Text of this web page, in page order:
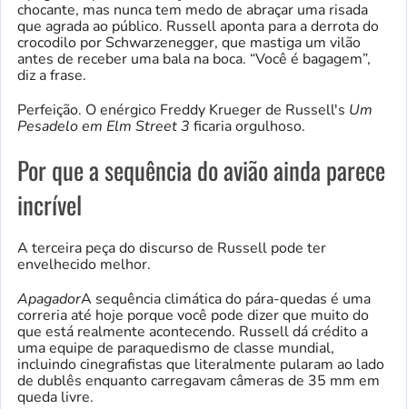
chocante, mas nunca tem medo de abraçar uma risada
que agrada ao público. Russell aponta para a derrota do
crocodilo por Schwarzenegger, que mastiga um vilão
antes de receber uma bala na boca. “Você é bagagem”,
diz a frase.
Perfeição. O enérgico Freddy Krueger de Russell's Um
Pesadelo em Elm Street 3 ficaria orgulhoso.
Por que a sequência do avião ainda parece
incrível
A terceira peça do discurso de Russell pode ter
envelhecido melhor.
ApagadorA sequência climática do pára-quedas é uma
correria até hoje porque você pode dizer que muito do
que está realmente acontecendo. Russell dá crédito a
uma equipe de paraquedismo de classe mundial,
incluindo cinegrafistas que literalmente pularam ao lado
de dublês enquanto carregavam câmeras de 35 mm em
queda livre.